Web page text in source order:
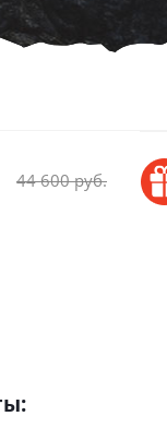
44 600руб.